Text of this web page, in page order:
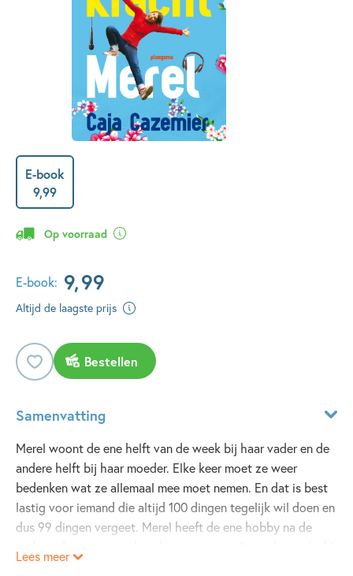
E-book
9,99
Op voorraad
E-book: 9,99
Altijd de laagste prijs
Bestellen
Samenvatting
Merel woont de ene helft van de week bij haar vader en de
andere helft bij haar moeder. Elke keer moet ze weer
bedenken wat ze allemaal mee moet nemen. En dat is best
lastig voor iemand die altijd 100 dingen tegelijk wil doen en
dus 99 dingen vergeet. Merel heeft de ene hobby na de
Maar nu zit ze op musicalklas, en dat is misschien wel nét
Lees meer